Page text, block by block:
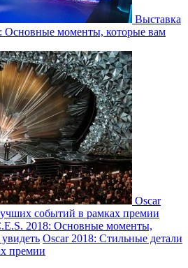
Выставка
Основные моменты, которые вам
Oscar
событий в рамках премии
2018: Основные моменты,
Oscar 2018: Стильные детали
премии